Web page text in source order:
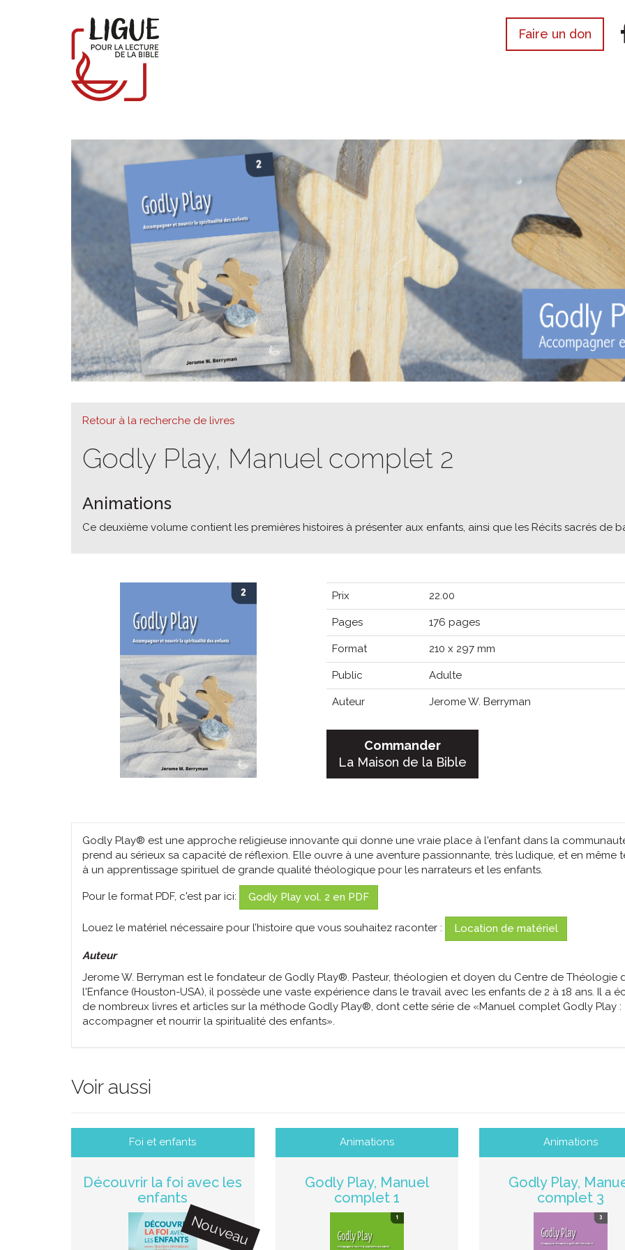
Faire un don
Retour à la recherche de livres
Godly Play, Manuel complet 2
Animations
Ce deuxième volume contient les premières histoires à présenter aux enfants, ainsi que les Récits sacrés de
Prix 22.00
Pages 176 pages
Format 210 x 297 mm
Public Adulte
Auteur Jerome W. Berryman
Commander
La Maison de la Bible
Godly Play® est une approche religieuse innovante qui donne une vraie place à l'enfant dans la
prend au sérieux sa capacité de réflexion. Elle ouvre à une aventure passionnante, très ludique, et en même
à un apprentissage spirituel de grande qualité théologique pour les narrateurs et les enfants.
Pour le format PDF, c'est par ici: Godly Play vol. 2 en PDF
Louez le matériel nécessaire pour l’histoire que vous souhaitez raconter : Location de matériel
Auteur
Jerome W. Berryman est le fondateur de Godly Play®. Pasteur, théologien et doyen du Centre de Théologie
l'Enfance (Houston-USA), il possède une vaste expérience dans le travail avec les enfants de 2 à 18 ans. Il a
de nombreux livres et articles sur la méthode Godly Play®, dont cette série de «Manuel complet Godly Play :
accompagner et nourrir la spiritualité des enfants».
Voir aussi
Foi et enfants
Découvrir la foi avec les
enfants
Nouveau
Animations
Godly Play, Manuel
complet 1
Animations
Godly Play,
complet 3